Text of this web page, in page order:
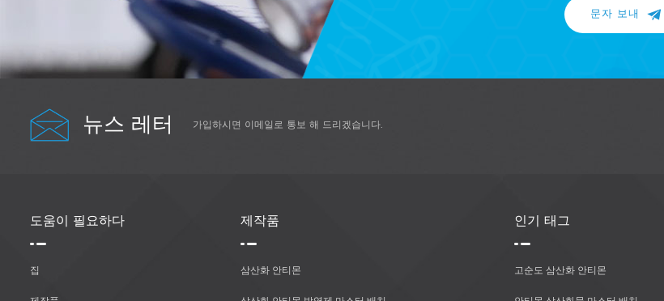
문자 보내
뉴스 레터 가입하시면 이메일로 통보 해 드리겠습니다.
도움이 필요하다
집
제작품
삼산화 안티몬
인기 태그
고순도 삼산화 안티몬